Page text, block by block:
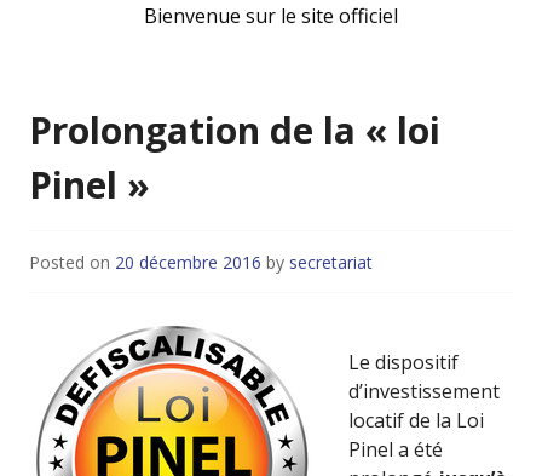
Bienvenue sur le site officiel
Prolongation de la « loi
Pinel »
Posted on 20 décembre 2016 by secretariat
Le dispositif
d’investissement
locatif de la Loi
Pinel a été